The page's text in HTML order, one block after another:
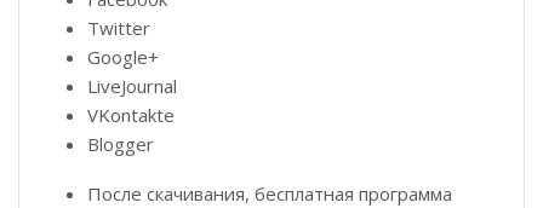
Twitter
Google+
LiveJournal
VKontakte
Blogger
После скачивания, бесплатная программа